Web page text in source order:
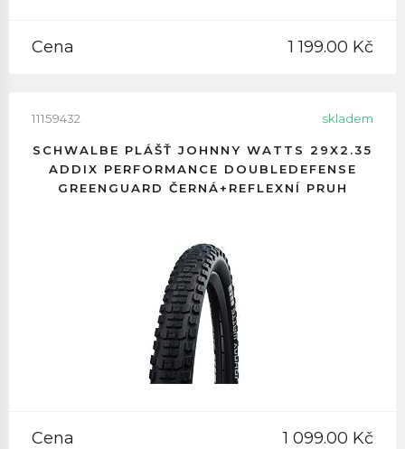
Cena 1 199.00 Kč
11159432 skladem
SCHWALBE PLÁŠŤ JOHNNY WATTS 29X2.35
ADDIX PERFORMANCE DOUBLEDEFENSE
GREENGUARD ČERNÁ+REFLEXNÍ PRUH
Cena 1 099.00 Kč